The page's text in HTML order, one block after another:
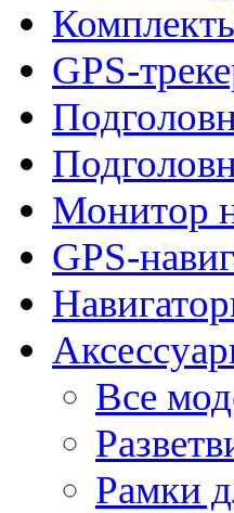
GPS-
Монитор
GPS-
Все
Рамки